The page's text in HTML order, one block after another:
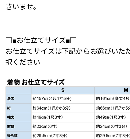
さいませ。
□■お仕立てサイズ■□
お仕立てサイズは下記からお選びいた
択ください